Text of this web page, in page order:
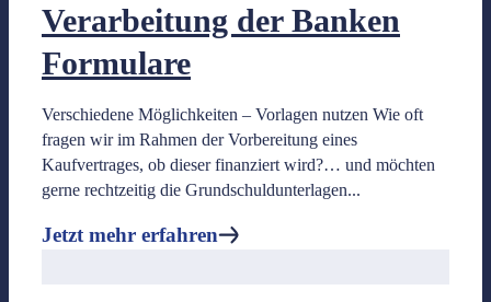
Notarkosten
Geschäftswertrechner
Beispielkostenrechnungen
Verarbeitung der Banken
Formulare
Verschiedene Möglichkeiten – Vorlagen nutzen Wie oft
fragen wir im Rahmen der Vorbereitung eines
Kaufvertrages, ob dieser finanziert wird?… und möchten
gerne rechtzeitig die Grundschuldunterlagen...
Jetzt mehr erfahren